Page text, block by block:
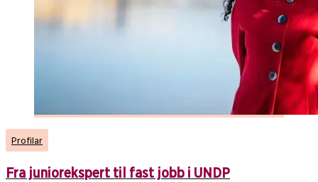
Profilar
Fra juniorekspert til fast jobb i UNDP